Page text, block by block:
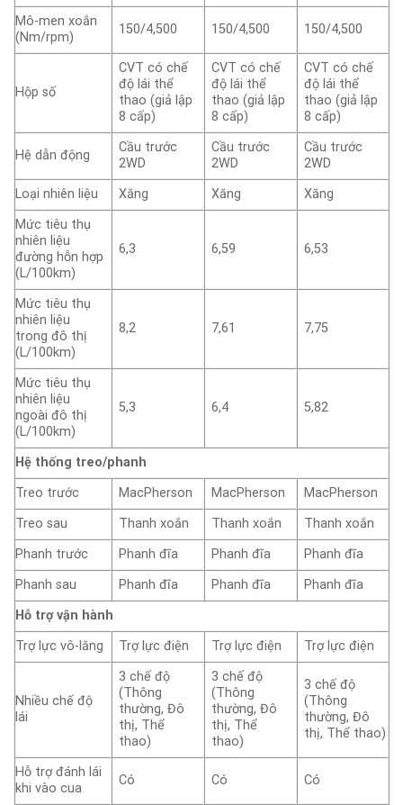
Mô-men xoắn
(Nm/rpm)
150/4,500 150/4,500 150/4,500
Hộp số
CVT có chế
độ lái thể
thao (giả lập
8 cấp)
CVT có chế
độ lái thể
thao (giả lập
8 cấp)
CVT có chế
độ lái thể
thao (giả lập
8 cấp)
Hệ dẫn động
Cầu trước
2WD
Cầu trước
2WD
Cầu trước
2WD
Loại nhiên liệu
Xăng Xăng
Xăng
Mức tiêu thụ
nhiên liệu
đường hỗn hợp
(L/100km)
6,3 6,59 6,53
Mức tiêu thụ
nhiên liệu
trong đô thị
(L/100km)
8,2 7,61 7,75
Mức tiêu thụ
nhiên liệu
ngoài đô thị
(L/100km)
5,3 6,4 5,82
Hệ thống treo/phanh
Treo trước
MacPherson MacPherson
MacPherson
Treo sau
Thanh xoắn Thanh xoắn
Thanh xoắn
Phanh trước
Phanh đĩa Phanh đĩa
Phanh đĩa
Phanh sau
Phanh đĩa Phanh đĩa
Phanh đĩa
Hỗ trợ vận hành
Trợ lực vô-lăng
Trợ lực điện Trợ lực điện Trợ lực điện
Nhiều chế độ
lái
3 chế độ
(Thông
thường, Đô
thị, Thể
thao)
3 chế độ
(Thông
thường, Đô
thị, Thể
thao)
3 chế độ
(Thông
thường, Đô
thị, Thể thao)
Hỗ trợ đánh lái
khi vào cua
Có Có Có